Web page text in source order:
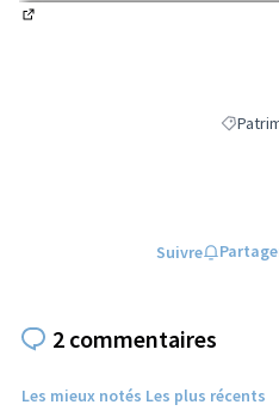
Filtrer
Suivre
2 commentaires
Les mieux notés Les plus récents